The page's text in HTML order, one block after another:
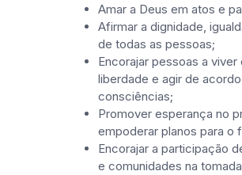
Amar a Deus em atos e
Afirmar a dignidade,
de todas as pessoas;
Encorajar pessoas a viver
liberdade e agir de
consciências;
Promover esperança no
empoderar planos para o
Encorajar a participação
e comunidades na